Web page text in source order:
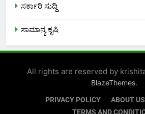
ಸರ್ಕಾರಿ ಸುದ್ದಿ
ಸಾಮಾನ್ಯ ಕೃಷಿ
All rights are reserved by
BlazeThemes.
PRIVACY POLICY ABOUT US
TERMS AND